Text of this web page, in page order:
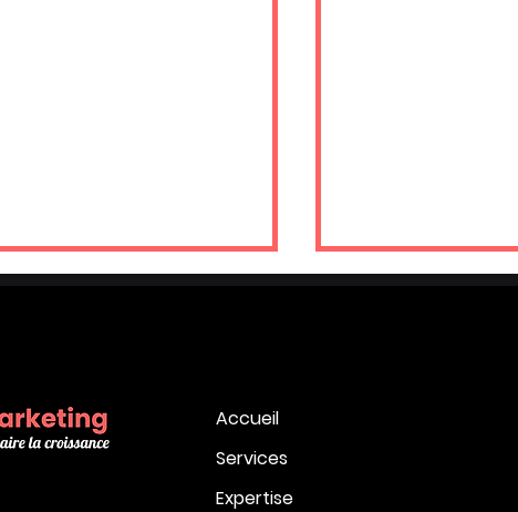
externalisée ou salariée
Accueil
Services
Expertise